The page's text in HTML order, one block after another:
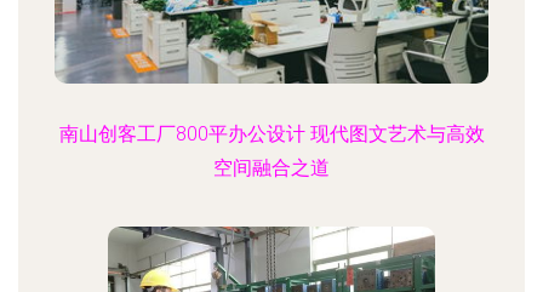
南山创客工厂800平办公设计 现代图文艺术与高效
空间融合之道